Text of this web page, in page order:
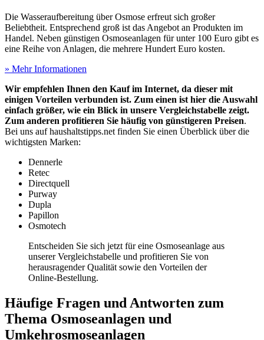
Die Wasseraufbereitung über Osmose erfreut sich großer
Beliebtheit. Entsprechend groß ist das Angebot an Produkten im
Handel. Neben günstigen Osmoseanlagen für unter 100 Euro gibt es
eine Reihe von Anlagen, die mehrere Hundert Euro kosten.
» Mehr Informationen
Wir empfehlen Ihnen den Kauf im Internet, da dieser mit
einigen Vorteilen verbunden ist. Zum einen ist hier die Auswahl
einfach größer, wie ein Blick in unsere Vergleichstabelle zeigt.
Zum anderen profitieren Sie häufig von günstigeren Preisen.
Bei uns auf haushaltstipps.net finden Sie einen Überblick über die
wichtigsten Marken:
Dennerle
Retec
Directquell
Purway
Dupla
Papillon
Osmotech
Entscheiden Sie sich jetzt für eine Osmoseanlage aus
unserer Vergleichstabelle und profitieren Sie von
herausragender Qualität sowie den Vorteilen der
Online-Bestellung.
Häufige Fragen und Antworten zum
Thema Osmoseanlagen und
Umkehrosmoseanlagen